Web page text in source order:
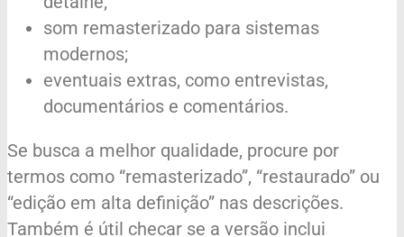
som remasterizado para sistemas
modernos;
eventuais extras, como entrevistas,
documentários e comentários.
Se busca a melhor qualidade, procure por
termos como “remasterizado”, “restaurado” ou
“edição em alta definição” nas descrições.
Também é útil checar se a versão inclui